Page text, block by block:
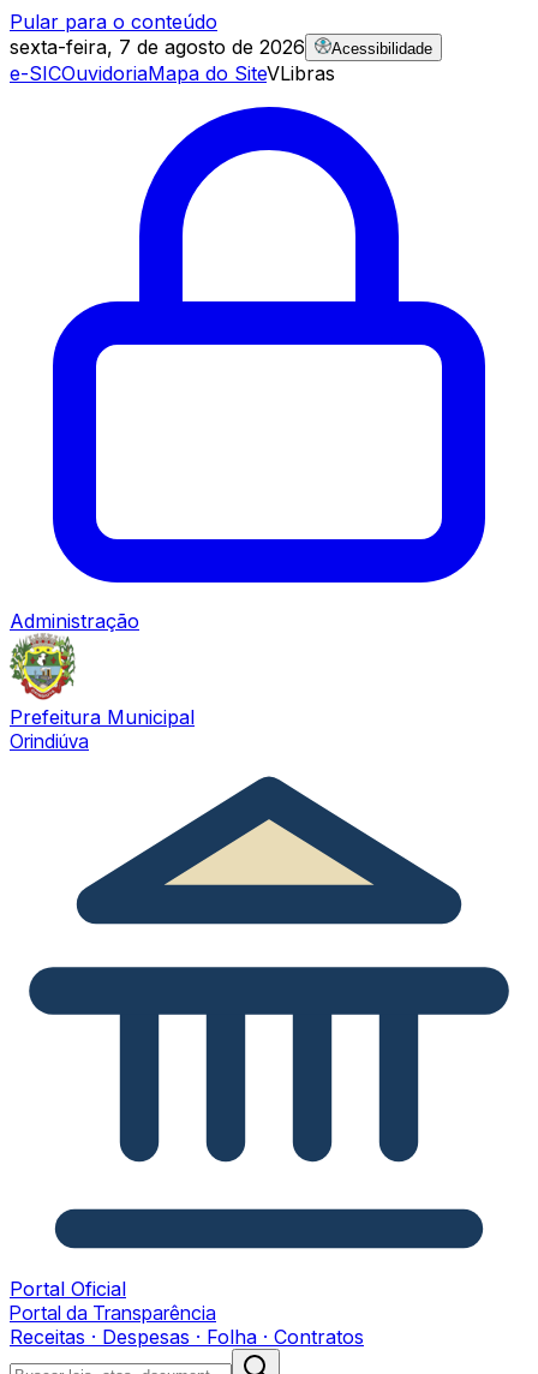
Pular para o conteúdo
sexta-feira, 7 de agosto de 2026
Acessibilidade
e-SICOuvidoriaMapa do SiteVLibras
Administração
Prefeitura Municipal
Orindiúva
Portal Oficial
Portal da Transparência
Receitas · Despesas · Folha · Contratos